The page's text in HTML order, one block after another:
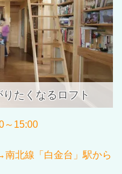
たくなるロフト
～15:00
北線「白金台」駅から